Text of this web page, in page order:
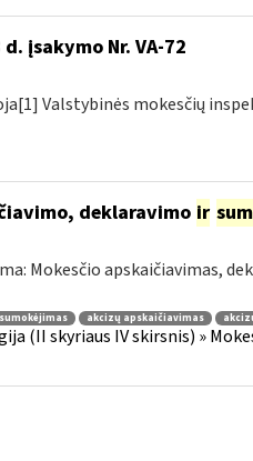
įsakymo Nr. VA-72
Valstybinės mokesčių
deklaravimo ir
Mokesčio apskaičiavimas,
akcizų apskaičiavimas
(II skyriaus IV skirsnis) »